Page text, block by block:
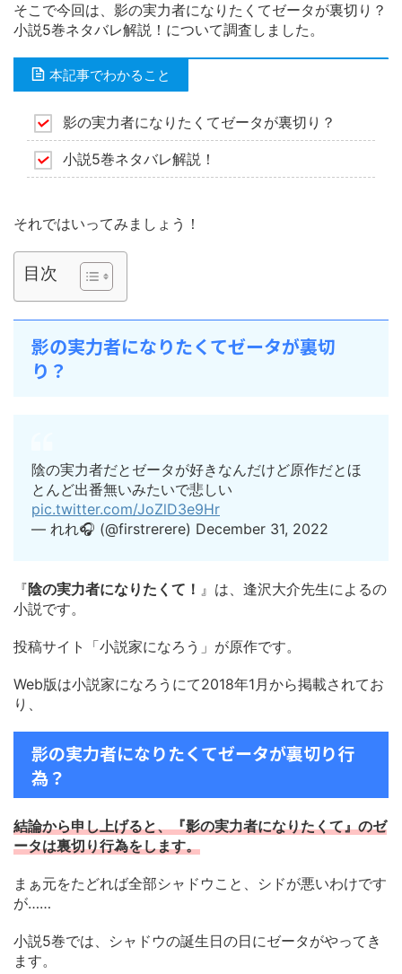
そこで今回は、影の実力者になりたくてゼータが裏切り？
小説5巻ネタバレ解説！について調査しました。
本記事でわかること
影の実力者になりたくてゼータが裏切り？
小説5巻ネタバレ解説！
それではいってみましょう！
目次
影の実力者になりたくてゼータが裏切
り？
陰の実力者だとゼータが好きなんだけど原作だとほ
とんど出番無いみたいで悲しい
pic.twitter.com/JoZlD3e9Hr
— れれ🎧 (@firstrerere) December 31, 2022
『陰の実力者になりたくて！ 』は、逢沢大介先生によるの
小説です。
投稿サイト「小説家になろう」が原作です。
Web版は小説家になろうにて2018年1月から掲載されてお
り、
影の実力者になりたくてゼータが裏切り行
為？
結論から申し上げると、『影の実力者になりたくて』のゼ
ータは裏切り行為をします。
まぁ元をたどれば全部シャドウこと、シドが悪いわけです
が……
小説5巻では、シャドウの誕生日の日にゼータがやってき
ます。